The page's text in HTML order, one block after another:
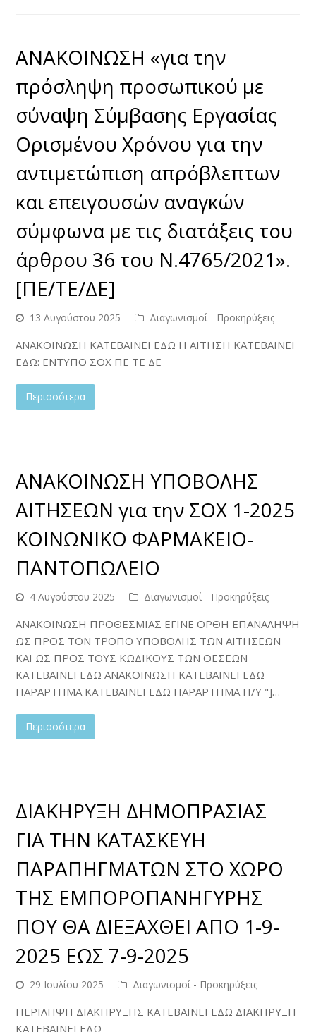
ΑΝΑΚΟΙΝΩΣΗ «για την
πρόσληψη προσωπικού με
σύναψη Σύμβασης Εργασίας
Ορισμένου Χρόνου για την
αντιμετώπιση απρόβλεπτων
και επειγουσών αναγκών
σύμφωνα με τις διατάξεις του
άρθρου 36 του Ν.4765/2021».
[ΠΕ/ΤΕ/ΔΕ]
13 Αυγούστου 2025 Διαγωνισμοί - Προκηρύξεις
ΑΝΑΚΟΙΝΩΣΗ ΚΑΤΕΒΑΙΝΕΙ ΕΔΩ Η ΑΙΤΗΣΗ ΚΑΤΕΒΑΙΝΕΙ
ΕΔΩ: ΕΝΤΥΠΟ ΣΟΧ ΠΕ ΤΕ ΔΕ
Περισσότερα
ΑΝΑΚΟΙΝΩΣΗ ΥΠΟΒΟΛΗΣ
ΑΙΤΗΣΕΩΝ για την ΣΟΧ 1-2025
ΚΟΙΝΩΝΙΚΟ ΦΑΡΜΑΚΕΙΟ-
ΠΑΝΤΟΠΩΛΕΙΟ
4 Αυγούστου 2025 Διαγωνισμοί - Προκηρύξεις
ΑΝΑΚΟΙΝΩΣΗ ΠΡΟΘΕΣΜΙΑΣ ΕΓΙΝΕ ΟΡΘΗ ΕΠΑΝΑΛΗΨΗ
ΩΣ ΠΡΟΣ ΤΟΝ ΤΡΟΠΟ ΥΠΟΒΟΛΗΣ ΤΩΝ ΑΙΤΗΣΕΩΝ
ΚΑΙ ΩΣ ΠΡΟΣ ΤΟΥΣ ΚΩΔΙΚΟΥΣ ΤΩΝ ΘΕΣΕΩΝ
ΚΑΤΕΒΑΙΝΕΙ ΕΔΩ ΑΝΑΚΟΙΝΩΣΗ ΚΑΤΕΒΑΙΝΕΙ ΕΔΩ
ΠΑΡΑΡΤΗΜΑ ΚΑΤΕΒΑΙΝΕΙ ΕΔΩ ΠΑΡΑΡΤΗΜΑ Η/Υ "]…
Περισσότερα
ΔΙΑΚΗΡΥΞΗ ΔΗΜΟΠΡΑΣΙΑΣ
ΓΙΑ ΤΗΝ ΚΑΤΑΣΚΕΥΗ
ΠΑΡΑΠΗΓΜΑΤΩΝ ΣΤΟ ΧΩΡΟ
ΤΗΣ ΕΜΠΟΡΟΠΑΝΗΓΥΡΗΣ
ΠΟΥ ΘΑ ΔΙΕΞΑΧΘΕΙ ΑΠΟ 1-9-
2025 ΕΩΣ 7-9-2025
29 Ιουλίου 2025 Διαγωνισμοί - Προκηρύξεις
ΠΕΡΙΛΗΨΗ ΔΙΑΚΗΡΥΞΗΣ ΚΑΤΕΒΑΙΝΕΙ ΕΔΩ ΔΙΑΚΗΡΥΞΗ
ΚΑΤΕΒΑΙΝΕΙ ΕΔΩ